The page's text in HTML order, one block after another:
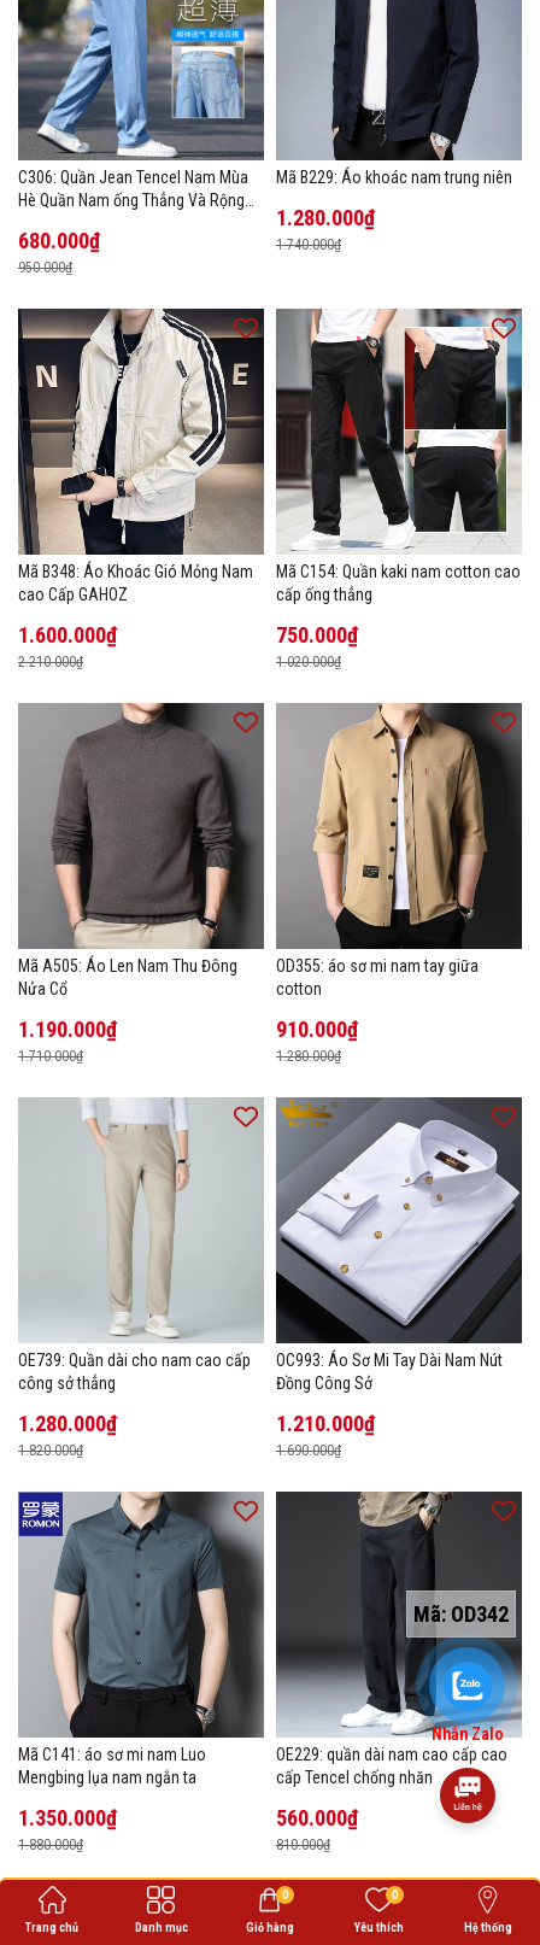
Mã: OD342
C306: Quần Jean Tencel Nam Mùa
Hè Quần Nam ống Thẳng Và Rộng
680.000₫
950.000₫
Mã B229: Áo khoác nam trung niên
1.280.000₫
1.740.000₫
Mã B348: Áo Khoác Gió Mỏng Nam
cao Cấp GAHOZ
1.600.000₫
2.210.000₫
Mã C154: Quần kaki nam cotton cao
cấp ống thẳng
750.000₫
1.020.000₫
Mã A505: Áo Len Nam Thu Đông
Nửa Cổ
1.190.000₫
1.710.000₫
OD355: áo sơ mi nam tay giữa
cotton
910.000₫
1.280.000₫
OE739: Quần dài cho nam cao cấp
công sở thẳng
1.280.000₫
1.820.000₫
OC993: Áo Sơ Mi Tay Dài Nam Nút
Đồng Công Sở
1.210.000₫
1.690.000₫
Mã C141: áo sơ mi nam Luo
Mengbing lụa nam ngắn ta
1.350.000₫
1.880.000₫
OE229: quần dài nam cao cấp cao
cấp Tencel chống nhăn
560.000₫
810.000₫
Trang chủ Danh mục Giỏ hàng
0
Yêu thích
0
Hệ thống
Nhắn Zalo